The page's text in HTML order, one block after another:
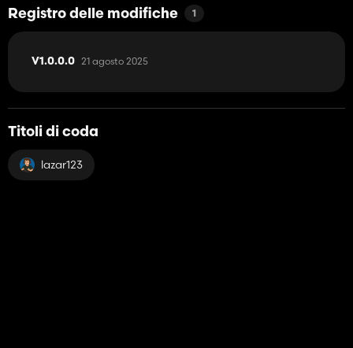
Registro delle modifiche 1
V1.0.0.0 21 agosto 2025
Titoli di coda
lazar123